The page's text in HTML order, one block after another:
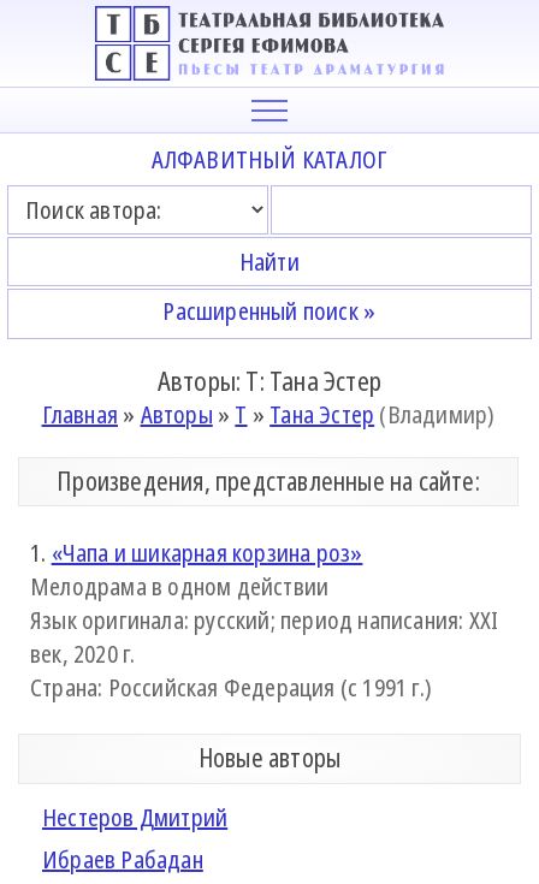
АЛФАВИТНЫЙ КАТАЛОГ
Расширенный поиск »
Авторы: Т: Тана Эстер
Главная » Авторы » Т » Тана Эстер (Владимир)
Произведения, представленные на сайте:
1. «Чапа и шикарная корзина роз»
Мелодрама в одном действии
Язык оригинала: русский; период написания: XXI
век, 2020 г.
Страна: Российская Федерация (с 1991 г.)
Новые авторы
Нестеров Дмитрий
Ибраев Рабадан